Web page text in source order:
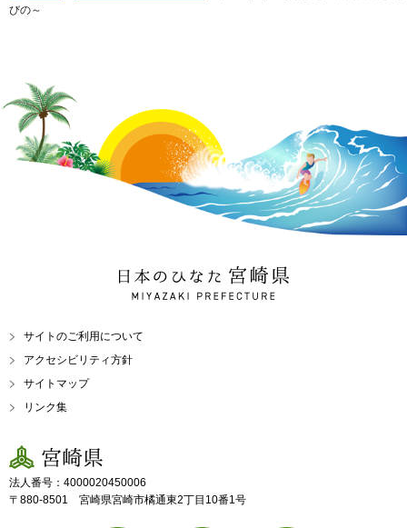
びの～
日本のひなた 宮崎県
MIYAZAKI PREFECTURE
サイトのご利用について
アクセシビリティ方針
サイトマップ
リンク集
宮崎県
法人番号：4000020450006
〒880-8501 宮崎県宮崎市橘通東2丁目10番1号